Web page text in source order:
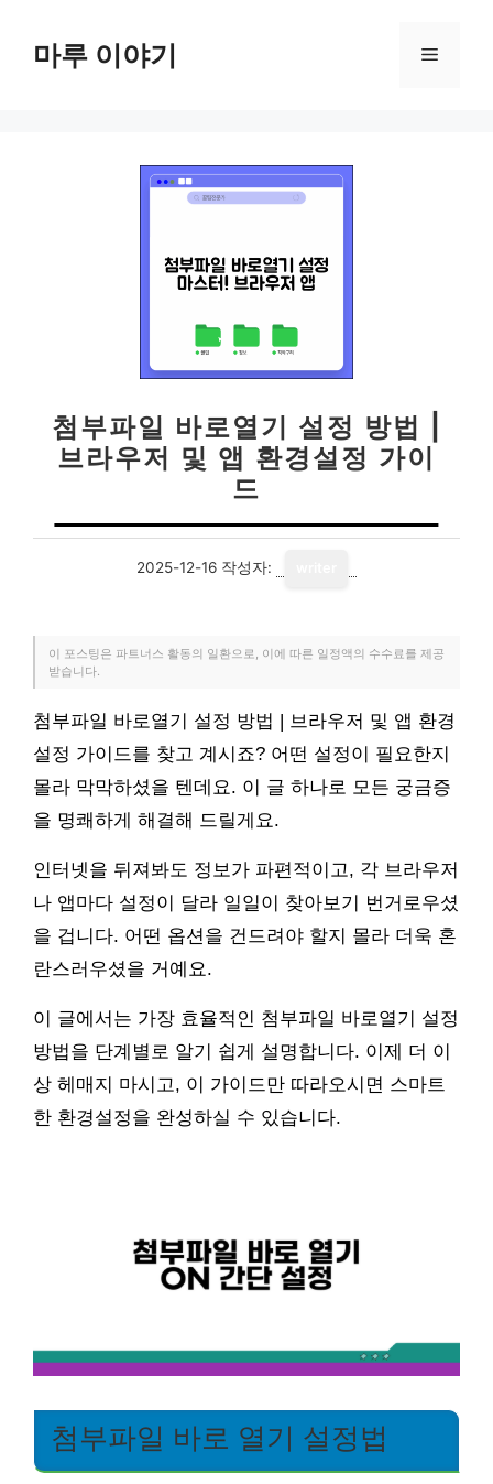
마루 이야기 메
첨부파일 바로열기 설정 방법 |
브라우저 및 앱 환경설정 가이
드
2025-12-16 작성자:
이 포스팅은 파트너스 활동의 일환으로, 이에 따른 일정액의 수수료를 제공
받습니다.
첨부파일 바로열기 설정 방법 | 브라우저 및 앱 환경
설정 가이드를 찾고 계시죠? 어떤 설정이 필요한지
몰라 막막하셨을 텐데요. 이 글 하나로 모든 궁금증
을 명쾌하게 해결해 드릴게요.
인터넷을 뒤져봐도 정보가 파편적이고, 각 브라우저
나 앱마다 설정이 달라 일일이 찾아보기 번거로우셨
을 겁니다. 어떤 옵션을 건드려야 할지 몰라 더욱 혼
란스러우셨을 거예요.
이 글에서는 가장 효율적인 첨부파일 바로열기 설정
방법을 단계별로 알기 쉽게 설명합니다. 이제 더 이
상 헤매지 마시고, 이 가이드만 따라오시면 스마트
한 환경설정을 완성하실 수 있습니다.
첨부파일 바로 열기 설정법